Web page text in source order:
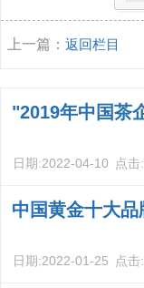
上一篇： 返回栏目
"2019年中国茶
日期:2022-04-10 点击:
中国黄金十大品
日期:2022-01-25 点击: